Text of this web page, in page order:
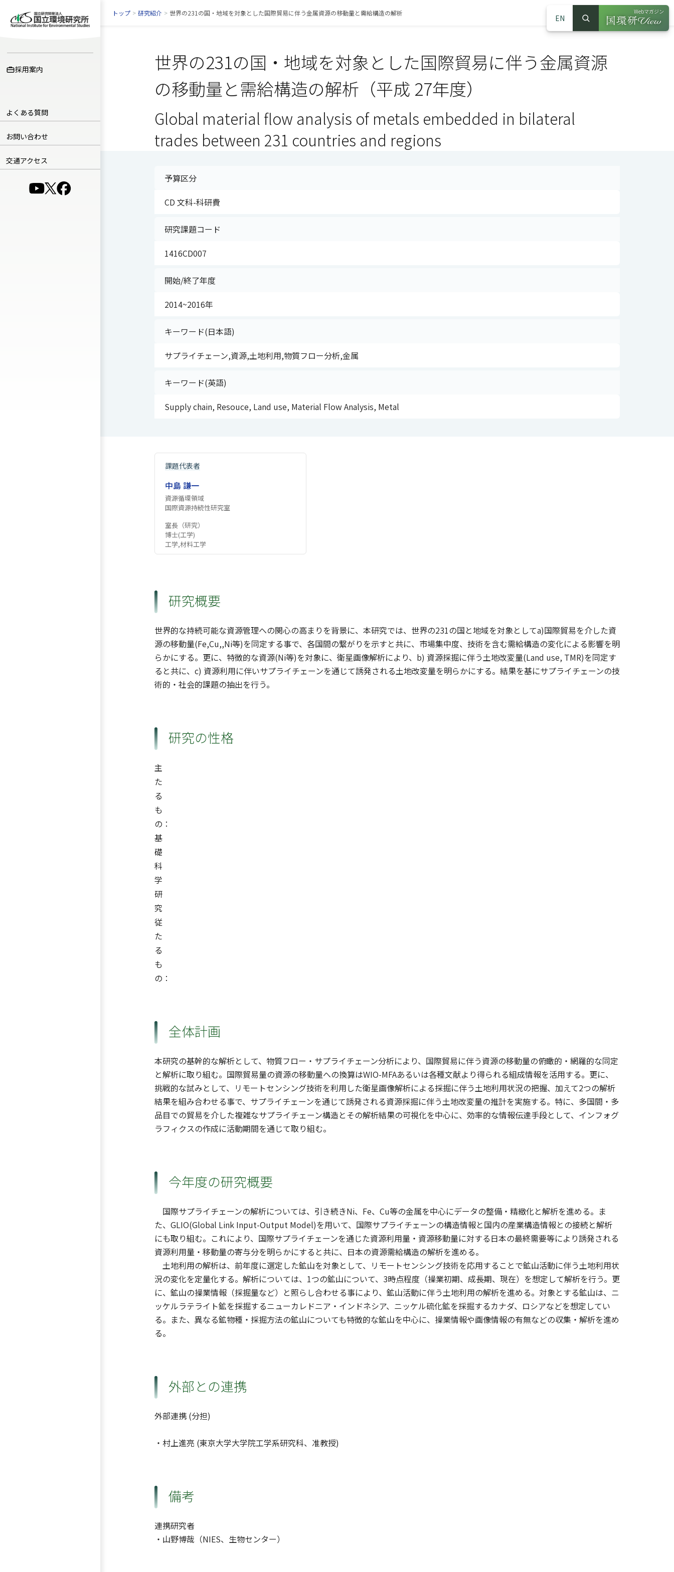
採用案内
よくある質問
お問い合わせ
交通アクセス
（別ウインドウで開きます）
（別ウインドウで開きます）
（別ウインドウで開きます）
EN
サイト内検索
検索
Webマガジン
（別ウインドウ
トップ > 研究紹介 > 世界の231の国・地域を対象とした国際貿易に伴う金属資源の移動量と需給構造の解析
世界の231の国・地域を対象とした国際貿易に伴う金属資源
の移動量と需給構造の解析（平成 27年度）
Global material flow analysis of metals embedded in bilateral
trades between 231 countries and regions
予算区分
CD 文科-科研費
研究課題コード
1416CD007
開始/終了年度
2014~2016年
キーワード(日本語)
サプライチェーン,資源,土地利用,物質フロー分析,金属
キーワード(英語)
Supply chain, Resouce, Land use, Material Flow Analysis, Metal
課題代表者
中島 謙一
資源循環領域
国際資源持続性研究室
室長（研究）
博士(工学)
工学,材料工学
研究概要
世界的な持続可能な資源管理への関心の高まりを背景に、本研究では、世界の231の国と地域を対象としてa)国際貿易を介した資
源の移動量(Fe,Cu,,Ni等)を同定する事で、各国間の繋がりを示すと共に、市場集中度、技術を含む需給構造の変化による影響を明
らかにする。更に、特徴的な資源(Ni等)を対象に、衛星画像解析により、b) 資源採掘に伴う土地改変量(Land use, TMR)を同定す
ると共に、c) 資源利用に伴いサプライチェーンを通じて誘発される土地改変量を明らかにする。結果を基にサプライチェーンの技
術的・社会的課題の抽出を行う。
研究の性格
主
た
る
も
の：
基
礎
科
学
研
究
従
た
る
も
の：
全体計画
本研究の基幹的な解析として、物質フロー・サプライチェーン分析により、国際貿易に伴う資源の移動量の俯瞰的・網羅的な同定
と解析に取り組む。国際貿易量の資源の移動量への換算はWIO-MFAあるいは各種文献より得られる組成情報を活用する。更に、
挑戦的な試みとして、リモートセンシング技術を利用した衛星画像解析による採掘に伴う土地利用状況の把握、加えて2つの解析
結果を組み合わせる事で、サプライチェーンを通じて誘発される資源採掘に伴う土地改変量の推計を実施する。特に、多国間・多
品目での貿易を介した複雑なサプライチェーン構造とその解析結果の可視化を中心に、効率的な情報伝達手段として、インフォグ
ラフィクスの作成に活動期間を通じて取り組む。
今年度の研究概要
国際サプライチェーンの解析については、引き続きNi、Fe、Cu等の金属を中心にデータの整備・精緻化と解析を進める。ま
た、GLIO(Global Link Input-Output Model)を用いて、国際サプライチェーンの構造情報と国内の産業構造情報との接続と解析
にも取り組む。これにより、国際サプライチェーンを通じた資源利用量・資源移動量に対する日本の最終需要等により誘発される
資源利用量・移動量の寄与分を明らかにすると共に、日本の資源需給構造の解析を進める。
土地利用の解析は、前年度に選定した鉱山を対象として、リモートセンシング技術を応用することで鉱山活動に伴う土地利用状
況の変化を定量化する。解析については、1つの鉱山について、3時点程度（操業初期、成長期、現在）を想定して解析を行う。更
に、鉱山の操業情報（採掘量など）と照らし合わせる事により、鉱山活動に伴う土地利用の解析を進める。対象とする鉱山は、ニ
ッケルラテライト鉱を採掘するニューカレドニア・インドネシア、ニッケル硫化鉱を採掘するカナダ、ロシアなどを想定してい
る。また、異なる鉱物種・採掘方法の鉱山についても特徴的な鉱山を中心に、操業情報や画像情報の有無などの収集・解析を進め
る。
外部との連携
外部連携 (分担)
・村上進亮 (東京大学大学院工学系研究科、准教授)
備考
連携研究者
・山野博哉（NIES、生物センター）